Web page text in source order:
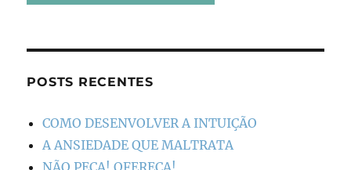
POSTS RECENTES
COMO DESENVOLVER A INTUIÇÃO
A ANSIEDADE QUE MALTRATA